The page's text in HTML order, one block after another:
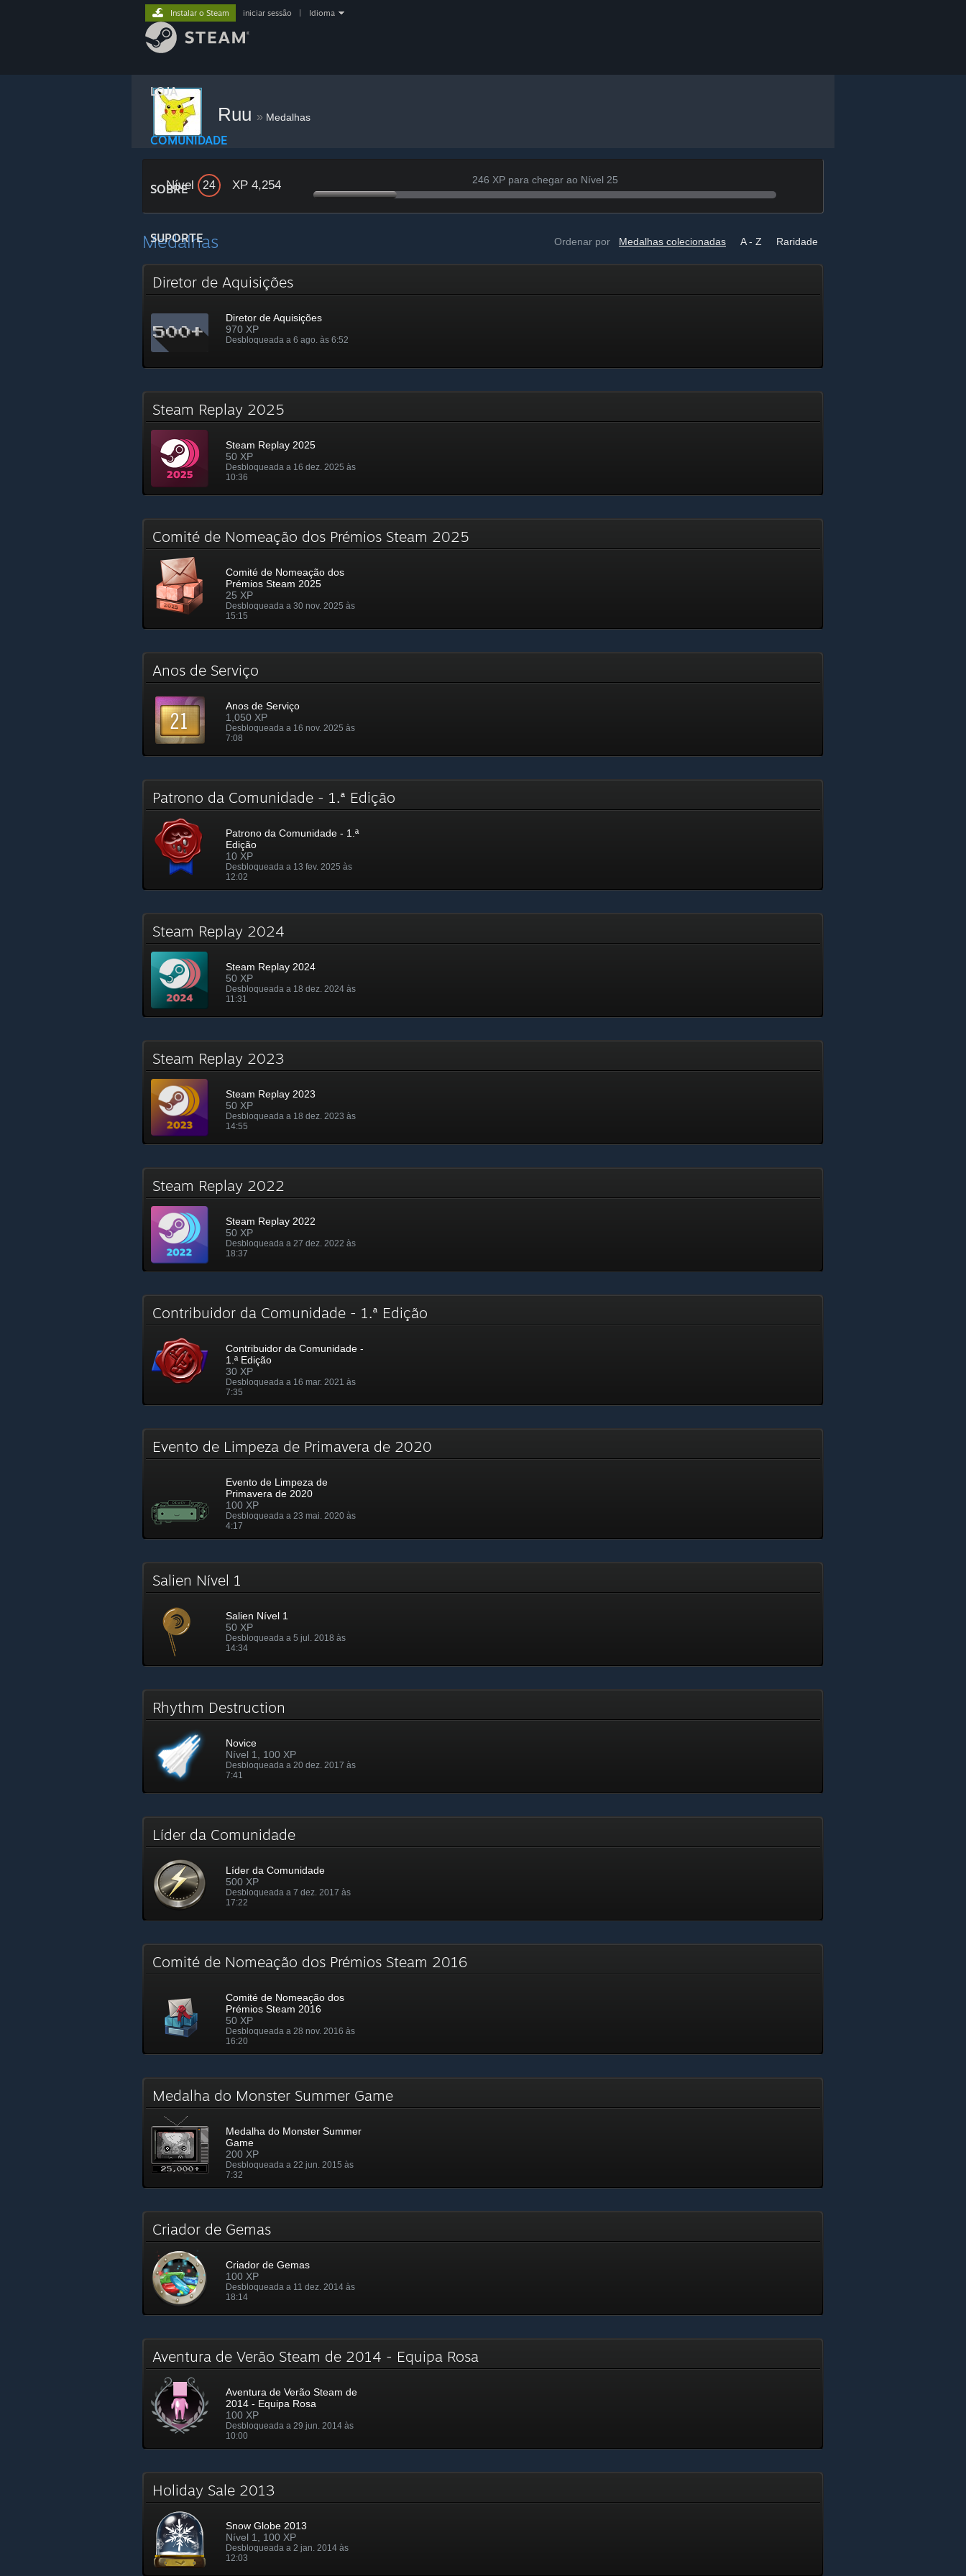
LOJA
COMUNIDADE
SOBRE
SUPORTE
Instalar o Steam iniciar sessão Idioma
Ruu » Medalhas
Nível 24 XP 4,254 246 XP para chegar ao Nível 25
Ordenar por Medalhas colecionadas A - Z Raridade
Medalhas
Diretor de Aquisições
Diretor de Aquisições
970 XP
Desbloqueada a 6 ago. às 6:52
Steam Replay 2025
Steam Replay 2025
50 XP
Desbloqueada a 16 dez. 2025 às
10:36
Comité de Nomeação dos Prémios Steam 2025
Comité de Nomeação dos
Prémios Steam 2025
25 XP
Desbloqueada a 30 nov. 2025 às
15:15
Anos de Serviço
Anos de Serviço
1,050 XP
Desbloqueada a 16 nov. 2025 às
7:08
Patrono da Comunidade - 1.ª Edição
Patrono da Comunidade - 1.ª
Edição
10 XP
Desbloqueada a 13 fev. 2025 às
12:02
Steam Replay 2024
Steam Replay 2024
50 XP
Desbloqueada a 18 dez. 2024 às
11:31
Steam Replay 2023
Steam Replay 2023
50 XP
Desbloqueada a 18 dez. 2023 às
14:55
Steam Replay 2022
Steam Replay 2022
50 XP
Desbloqueada a 27 dez. 2022 às
18:37
Contribuidor da Comunidade - 1.ª Edição
Contribuidor da Comunidade -
1.ª Edição
30 XP
Desbloqueada a 16 mar. 2021 às
7:35
Evento de Limpeza de Primavera de 2020
Evento de Limpeza de
Primavera de 2020
100 XP
Desbloqueada a 23 mai. 2020 às
4:17
Salien Nível 1
Salien Nível 1
50 XP
Desbloqueada a 5 jul. 2018 às
14:34
Rhythm Destruction
Novice
Nível 1, 100 XP
Desbloqueada a 20 dez. 2017 às
7:41
Líder da Comunidade
Líder da Comunidade
500 XP
Desbloqueada a 7 dez. 2017 às
17:22
Comité de Nomeação dos Prémios Steam 2016
Comité de Nomeação dos
Prémios Steam 2016
50 XP
Desbloqueada a 28 nov. 2016 às
16:20
Medalha do Monster Summer Game
Medalha do Monster Summer
Game
200 XP
Desbloqueada a 22 jun. 2015 às
7:32
Criador de Gemas
Criador de Gemas
100 XP
Desbloqueada a 11 dez. 2014 às
18:14
Aventura de Verão Steam de 2014 - Equipa Rosa
Aventura de Verão Steam de
2014 - Equipa Rosa
100 XP
Desbloqueada a 29 jun. 2014 às
10:00
Holiday Sale 2013
Snow Globe 2013
Nível 1, 100 XP
Desbloqueada a 2 jan. 2014 às
12:03